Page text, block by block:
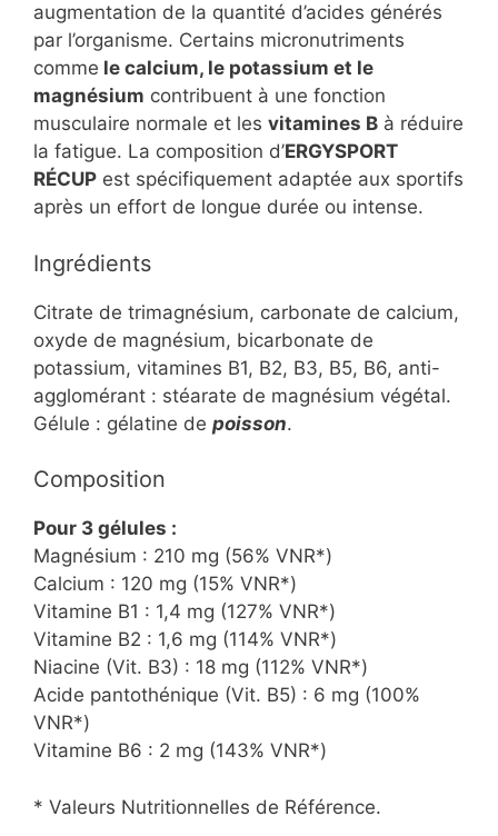
augmentation de la quantité d’acides générés
par l’organisme. Certains micronutriments
comme le calcium, le potassium et le
magnésium contribuent à une fonction
musculaire normale et les vitamines B à réduire
la fatigue. La composition d’ERGYSPORT
RÉCUP est spécifiquement adaptée aux sportifs
après un effort de longue durée ou intense.
Ingrédients
Citrate de trimagnésium, carbonate de calcium,
oxyde de magnésium, bicarbonate de
potassium, vitamines B1, B2, B3, B5, B6, anti-
agglomérant : stéarate de magnésium végétal.
Gélule : gélatine de poisson.
Composition
Pour 3 gélules :
Magnésium : 210 mg (56% VNR*)
Calcium : 120 mg (15% VNR*)
Vitamine B1 : 1,4 mg (127% VNR*)
Vitamine B2 : 1,6 mg (114% VNR*)
Niacine (Vit. B3) : 18 mg (112% VNR*)
Acide pantothénique (Vit. B5) : 6 mg (100%
VNR*)
Vitamine B6 : 2 mg (143% VNR*)
* Valeurs Nutritionnelles de Référence.